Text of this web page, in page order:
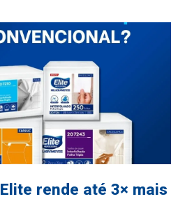
rende até 3× mais